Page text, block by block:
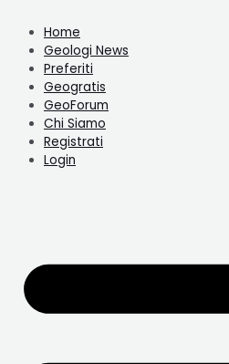
Home
Geologi News
Preferiti
Geogratis
GeoForum
Chi Siamo
Registrati
Login